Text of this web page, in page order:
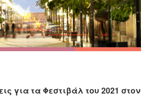
για τα Φεστιβάλ του 2021 στον